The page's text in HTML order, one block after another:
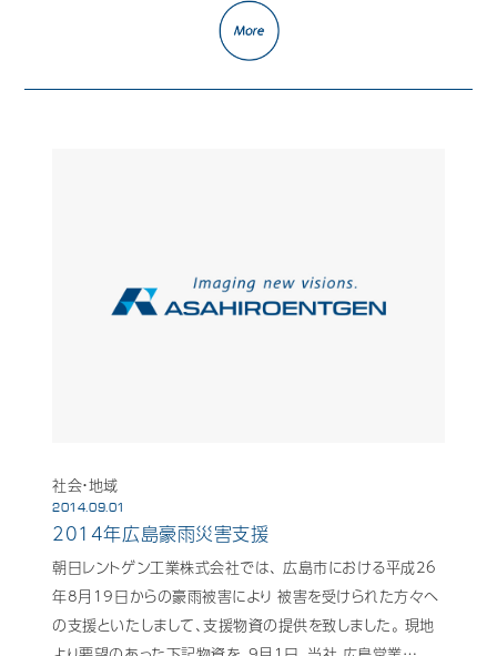
社会・地域
2014.09.01
2014年広島豪雨災害支援
朝日レントゲン工業株式会社では、 広島市における平成26
年8月19日からの豪雨被害により 被害を受けられた方々へ
の支援といたしまして、支援物資の提供を致しました。 現地